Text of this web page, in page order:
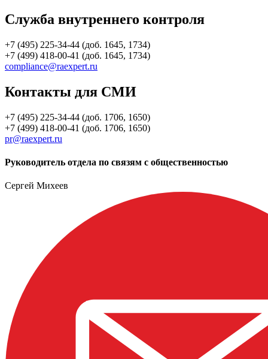
Служба внутреннего контроля
+7 (495) 225-34-44 (доб. 1645, 1734)
+7 (499) 418-00-41 (доб. 1645, 1734)
compliance@raexpert.ru
Контакты для СМИ
+7 (495) 225-34-44 (доб. 1706, 1650)
+7 (499) 418-00-41 (доб. 1706, 1650)
pr@raexpert.ru
Руководитель отдела по связям с общественностью
Сергей Михеев